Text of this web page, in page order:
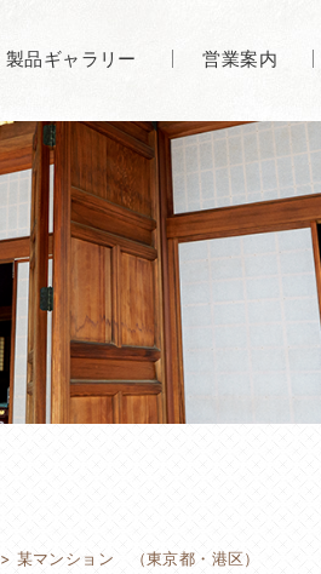
製品ギャラリー 営業案内
> 某マンション （東京都・港区）